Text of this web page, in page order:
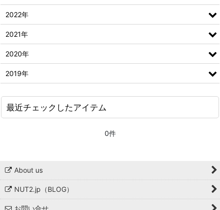
2022年
2021年
2020年
2019年
最近チェックしたアイテム
0件
About us
NUT2.jp（BLOG）
お問い合せ